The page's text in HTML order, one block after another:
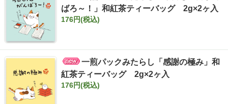
ばろ～！」和紅茶ティーバッグ 2g×2ヶ入
176円(税込)
一煎パックみたらし「感謝の極み」和
紅茶ティーバッグ 2g×2ヶ入
176円(税込)